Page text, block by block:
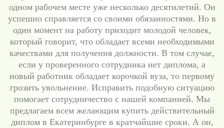
одном рабочем месте уже несколько десятилетий. Он
успешно справляется со своими обязанностями. Но в
один момент на работу приходит молодой человек,
который говорит, что обладает всеми необходимыми
качествами для получения должности. В том случае,
если у проверенного сотрудника нет диплома, а
новый работник обладает корочкой вуза, то первому
грозить увольнение. Исправить подобную ситуацию
помогает сотрудничество с нашей компанией. Мы
предлагаем всем желающим купить действительный
диплом в Екатеринбурге в кратчайшие сроки. А он,